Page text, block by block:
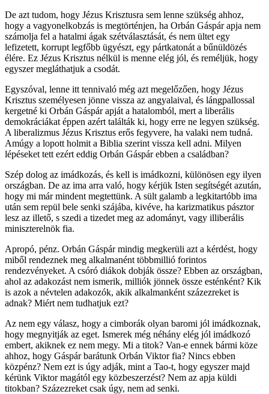
De azt tudom, hogy Jézus Krisztusra sem lenne szükség ahhoz,
hogy a vagyonelkobzás is megtörténjen, ha Orbán Gáspár apja nem
számolja fel a hatalmi ágak szétválasztását, és nem ültet egy
lefizetett, korrupt legfőbb ügyészt, egy pártkatonát a bűnüldözés
élére. Ez Jézus Krisztus nélkül is menne elég jól, és reméljük, hogy
egyszer megláthatjuk a csodát.
Egyszóval, lenne itt tennivaló még azt megelőzően, hogy Jézus
Krisztus személyesen jönne vissza az angyalaival, és lángpallossal
kergetné ki Orbán Gáspár apját a hatalomból, mert a liberális
demokráciákat éppen azért találták ki, hogy erre ne legyen szükség.
A liberalizmus Jézus Krisztus erős fegyvere, ha valaki nem tudná.
Amúgy a lopott holmit a Biblia szerint vissza kell adni. Milyen
lépéseket tett ezért eddig Orbán Gáspár ebben a családban?
Szép dolog az imádkozás, és kell is imádkozni, különösen egy ilyen
országban. De az ima arra való, hogy kérjük Isten segítségét azután,
hogy mi már mindent megtettünk. A sült galamb a legkitartóbb ima
után sem repül bele senki szájába, kivéve, ha karizmatikus pásztor
lesz az illető, s szedi a tizedet meg az adományt, vagy illiberális
miniszterelnök fia.
Apropó, pénz. Orbán Gáspár mindig megkerüli azt a kérdést, hogy
miből rendeznek meg alkalmanént többmillió forintos
rendezvényeket. A csóró diákok dobják össze? Ebben az országban,
ahol az adakozást nem ismerik, milliók jönnek össze esténként? Kik
is azok a névtelen adakozók, akik alkalmanként százezreket is
adnak? Miért nem tudhatjuk ezt?
Az nem egy válasz, hogy a cimborák olyan baromi jól imádkoznak,
hogy megnyitják az eget. Ismerek még néhány elég jól imádkozó
embert, akiknek ez nem megy. Mi a titok? Van-e ennek bármi köze
ahhoz, hogy Gáspár barátunk Orbán Viktor fia? Nincs ebben
közpénz? Nem ezt is úgy adják, mint a Tao-t, hogy egyszer majd
kérünk Viktor magától egy közbeszerzést? Nem az apja küldi
titokban? Százezreket csak úgy, nem ad senki.